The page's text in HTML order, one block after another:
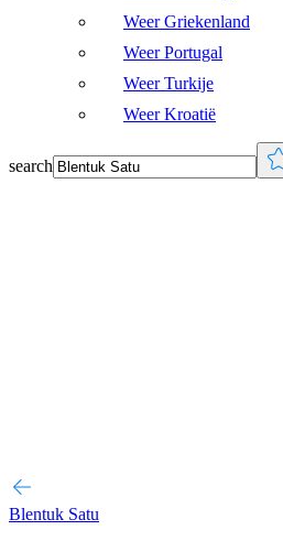
Weer Griekenland
Weer Portugal
Weer Turkije
Weer Kroatië
search
Blentuk Satu